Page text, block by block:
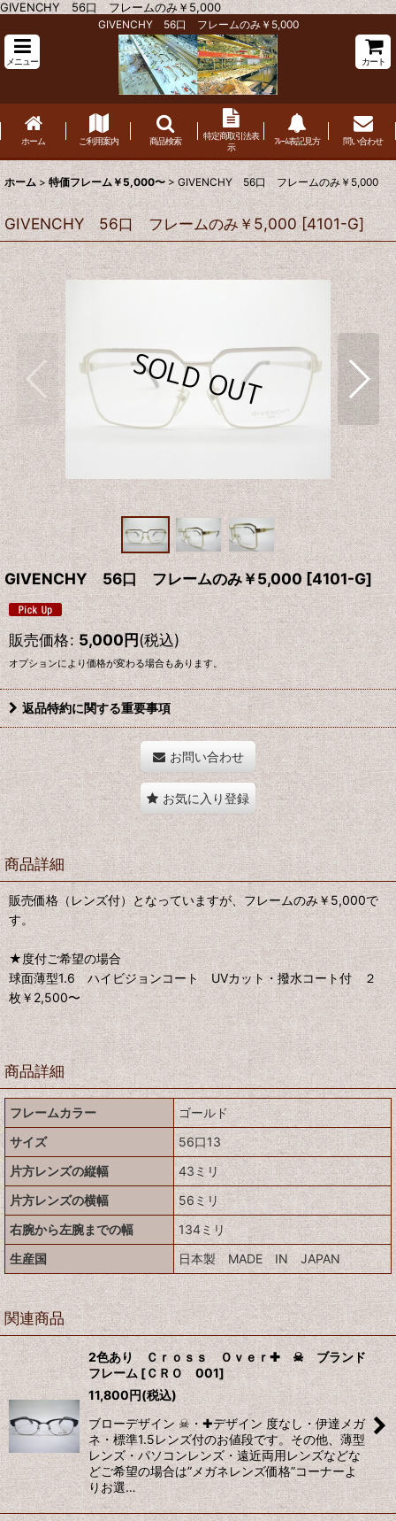
GIVENCHY 56口 フレームのみ￥5,000
GIVENCHY 56口 フレームのみ￥5,000
メニュー カート
ホーム ご利用案内 商品検索
特定商取引法表
示
ﾌﾚｰﾑ表記見方 問い合わせ
ホーム > 特価フレーム￥5,000〜 > GIVENCHY 56口 フレームのみ￥5,000
GIVENCHY 56口 フレームのみ￥5,000 [4101-G]
GIVENCHY 56口 フレームのみ￥5,000 [4101-G]
販売価格: 5,000円(税込)
オプションにより価格が変わる場合もあります。
返品特約に関する重要事項
お問い合わせ
お気に入り登録
商品詳細
販売価格（レンズ付）となっていますが、フレームのみ￥5,000で
す。
★度付ご希望の場合
球面薄型1.6 ハイビジョンコート UVカット・撥水コート付 ２
枚￥2,500〜
商品詳細
フレームカラー
ゴールド
サイズ
56口13
片方レンズの縦幅
43ミリ
片方レンズの横幅
56ミリ
右腕から左腕までの幅
134ミリ
生産国
日本製 MADE IN JAPAN
関連商品
2色あり Ｃｒｏｓｓ Ｏｖｅｒ✚ ☠ ブランド
フレーム [ＣＲＯ 001]
11,800円(税込)
ブローデザイン ☠・✚デザイン 度なし・伊達メガ
ネ・標準1.5レンズ付のお値段です。その他、薄型
レンズ・パソコンレンズ・遠近両用レンズなどな
どご希望の場合は”メガネレンズ価格”コーナーよ
りお選…